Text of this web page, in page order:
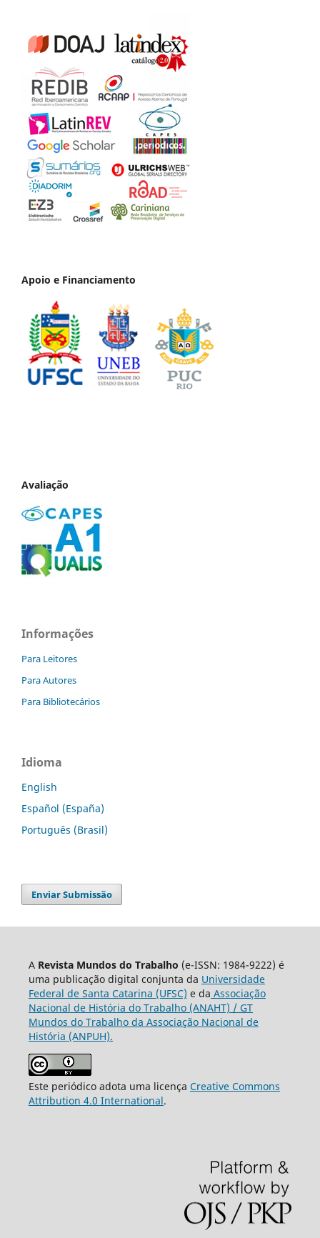
Apoio e Financiamento
Avaliação
Informações
Para Leitores
Para Autores
Para Bibliotecários
Idioma
English
Español (España)
Português (Brasil)
Enviar Submissão
A Revista Mundos do Trabalho (e-ISSN: 1984-9222) é
uma publicação digital conjunta da Universidade
Federal de Santa Catarina (UFSC) e da Associação
Nacional de História do Trabalho (ANAHT) / GT
Mundos do Trabalho da Associação Nacional de
História (ANPUH).
Este periódico adota uma licença Creative Commons
Attribution 4.0 International.